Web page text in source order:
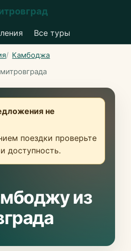
Все туры
Камбоджа
не
поездки проверьте
доступность.
из